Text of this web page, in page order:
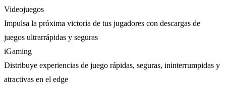
Videojuegos
Impulsa la próxima victoria de tus jugadores con descargas de
juegos ultrarrápidas y seguras
iGaming
Distribuye experiencias de juego rápidas, seguras, ininterrumpidas y
atractivas en el edge